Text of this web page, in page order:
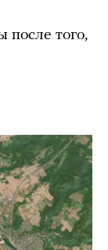
после того,